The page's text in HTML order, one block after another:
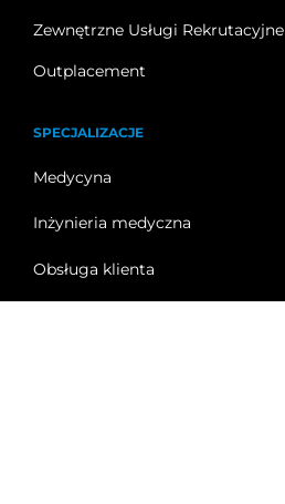
Zewnętrzne Usługi Rekrutacyjne
Outplacement
SPECJALIZACJE
Medycyna
Inżynieria medyczna
Obsługa klienta